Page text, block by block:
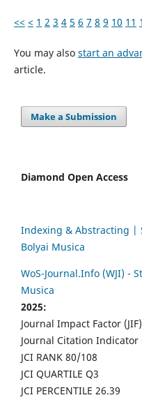
<< < 1 2 3 4 5 6 7 8 9 10 11
You may also start an
article.
Make a Submission
Diamond Open Access
Indexing & Abstracting |
Bolyai Musica
WoS-Journal.Info (WJI) -
Musica
2025:
Journal Impact Factor
Journal Citation Indicator
JCI RANK 80/108
JCI QUARTILE Q3
JCI PERCENTILE 26.39